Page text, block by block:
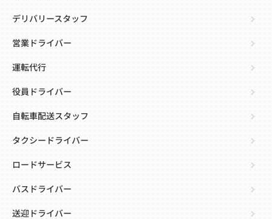
デリバリースタッフ
営業ドライバー
運転代行
役員ドライバー
自転車配送スタッフ
タクシードライバー
ロードサービス
バスドライバー
送迎ドライバー